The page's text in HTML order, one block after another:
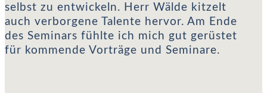
selbst zu entwickeln. Herr Wälde kitzelt
auch verborgene Talente hervor. Am Ende
des Seminars fühlte ich mich gut gerüstet
für kommende Vorträge und Seminare.